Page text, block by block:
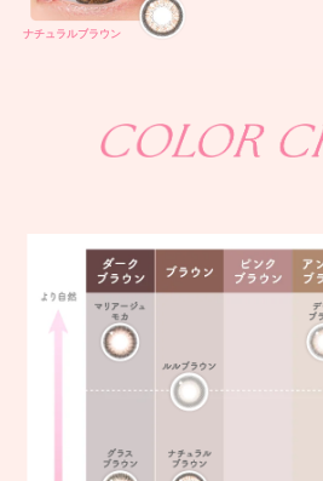
ナチュラルブラウン